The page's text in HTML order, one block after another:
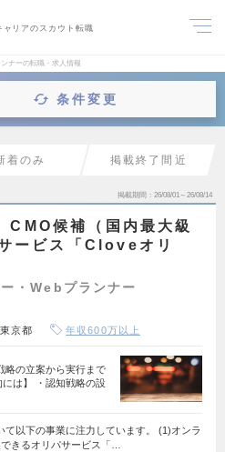
ャリアのスカウト転職
ナーの転職・求人情報
条件変更
着のみ 掲載終了間近
掲載期間 26/08/01～26/08/14
CMO候補（国内最大級
ービス「Cloveオリ
・Webプランナー
東京都 年収600万以上
略の立案から実行まで
は】 ・認知戦略の設
て以下の事業に注力しています。 (1)オンラ
きるオリパサービス「…